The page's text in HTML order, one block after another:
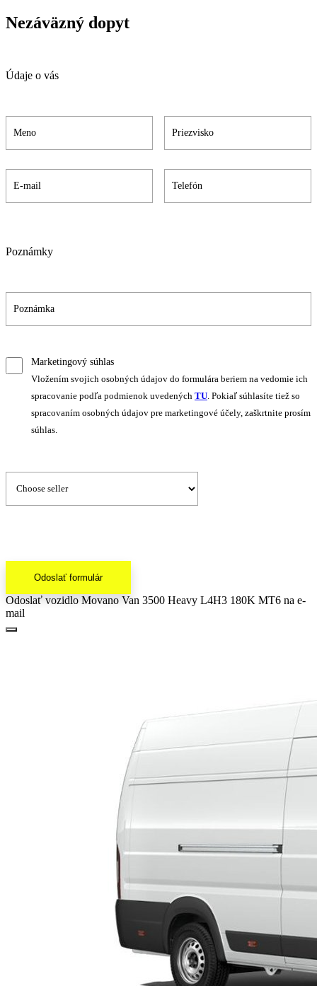
Nezáväzný dopyt
Údaje o vás
Poznámky
Marketingový súhlas
Vložením svojich osobných údajov do formulára beriem na vedomie ich
spracovanie podľa podmienok uvedených TU . Pokiaľ súhlasíte tiež so
spracovaním osobných údajov pre marketingové účely, zaškrtnite prosím
súhlas.
Odoslať formulár
Odoslať vozidlo Movano Van 3500 Heavy L4H3 180K MT6 na e-
mail